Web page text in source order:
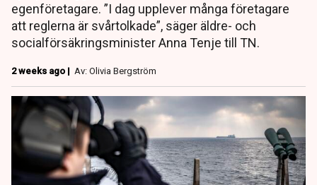
egenföretagare. ”I dag upplever många företagare
att reglerna är svårtolkade”, säger äldre- och
socialförsäkringsminister Anna Tenje till TN.
2 weeks ago | Av: Olivia Bergström